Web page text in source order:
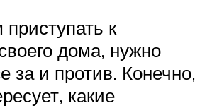
к
дома, нужно
за и против. Конечно,
какие